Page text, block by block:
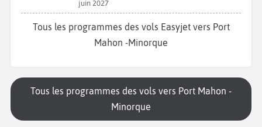
juin 2027
Tous les programmes des vols Easyjet vers Port
Mahon -Minorque
Tous les programmes des vols vers Port Mahon -
Minorque